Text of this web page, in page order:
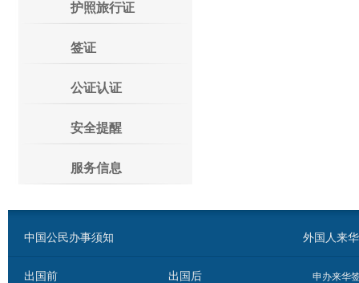
护照旅行证
签证
公证认证
安全提醒
服务信息
中国公民办事须知 外国人来
出国前 出国后
申办来华